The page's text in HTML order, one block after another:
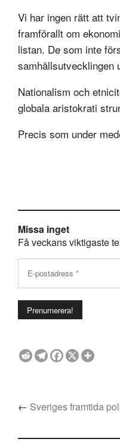
Vi har ingen rätt att
framförallt om
listan. De som inte
samhällsutvecklingen
Nationalism och
globala aristokrati
Precis som under
Missa inget
Få veckans viktigaste
← Sveriges framtida